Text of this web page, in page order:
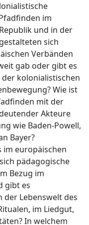
im
und in der
sich
Verbänden
gab oder gibt es
kolonialistischen
Wie ist
mit der
Akteure
wie Baden-Powell,
Bayer?
im europäischen
pädagogische
Bezug im
gibt es
der Lebenswelt des
im Liedgut,
In welchem